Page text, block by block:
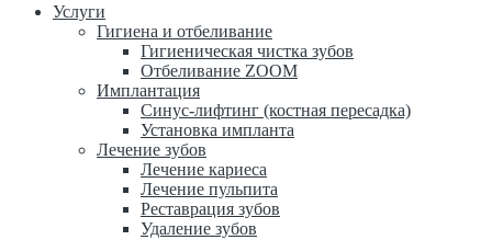
Услуги
Гигиена и отбеливание
Гигиеническая чистка зубов
Отбеливание ZOOM
Имплантация
Синус-лифтинг (костная пересадка)
Установка импланта
Лечение зубов
Лечение кариеса
Лечение пульпита
Реставрация зубов
Удаление зубов